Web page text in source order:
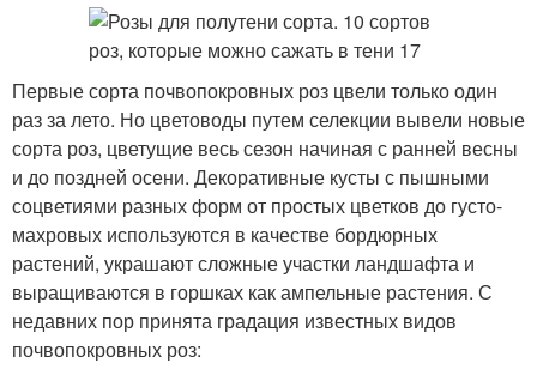
Первые сорта почвопокровных роз цвели только один
раз за лето. Но цветоводы путем селекции вывели новые
сорта роз, цветущие весь сезон начиная с ранней весны
и до поздней осени. Декоративные кусты с пышными
соцветиями разных форм от простых цветков до густо-
махровых используются в качестве бордюрных
растений, украшают сложные участки ландшафта и
выращиваются в горшках как ампельные растения. С
недавних пор принята градация известных видов
почвопокровных роз: